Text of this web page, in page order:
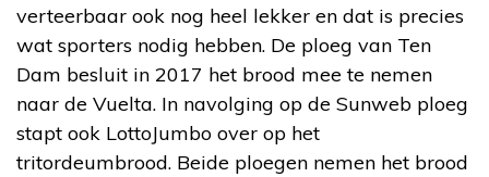
verteerbaar ook nog heel lekker en dat is precies
wat sporters nodig hebben. De ploeg van Ten
Dam besluit in 2017 het brood mee te nemen
naar de Vuelta. In navolging op de Sunweb ploeg
stapt ook LottoJumbo over op het
tritordeumbrood. Beide ploegen nemen het brood